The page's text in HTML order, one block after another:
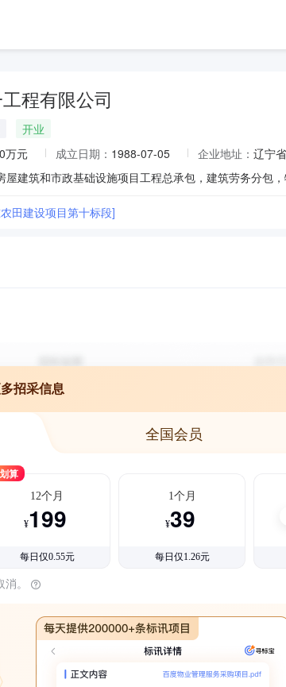
程有限公司
开业
万元 成立日期： 1988-07-05 企业地址： 辽宁
田建设项目第十标段]
招采信息
全国会员
算
12个月
¥199
每日仅0.55元
1个月
¥39
每日仅1.26元
。